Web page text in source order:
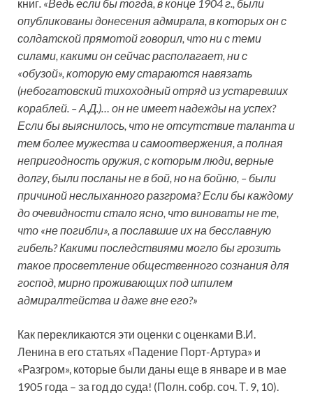
книг. «Ведь если бы тогда, в конце 1904 г., были
опубликованы донесения адмирала, в которых он с
солдатской прямотой говорил, что ни с теми
силами, какими он сейчас располагает, ни с
«обузой», которую ему стараются навязать
(небогатовский тихоходный отряд из устаревших
кораблей. – А.Д.)… он не имеет надежды на успех?
Если бы выяснилось, что не отсутствие таланта и
тем более мужества и самоотвержения, а полная
непригодность оружия, с которым люди, верные
долгу, были посланы не в бой, но на бойню, – были
причиной неслыханного разгрома? Если бы каждому
до очевидности стало ясно, что виноваты не те,
что «не погибли», а пославшие их на бесславную
гибель? Какими последствиями могло бы грозить
такое просветление общественного сознания для
господ, мирно проживающих под шпилем
адмиралтейства и даже вне его?»
Как перекликаются эти оценки с оценками В.И.
Ленина в его статьях «Падение Порт-Артура» и
«Разгром», которые были даны еще в январе и в мае
1905 года – за год до суда! (Полн. собр. соч. Т. 9, 10).